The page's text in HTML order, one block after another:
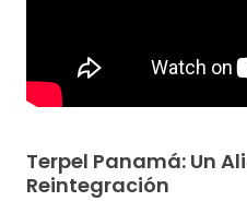
Terpel Panamá: Un
Reintegración